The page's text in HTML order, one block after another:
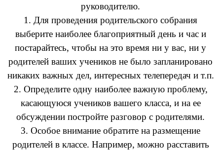
руководителю.
1. Для проведения родительского собрания
выберите наиболее благоприятный день и час и
постарайтесь, чтобы на это время ни у вас, ни у
родителей ваших учеников не было запланировано
никаких важных дел, интересных телепередач и т.п.
2. Определите одну наиболее важную проблему,
касающуюся учеников вашего класса, и на ее
обсуждении постройте разговор с родителями.
3. Особое внимание обратите на размещение
родителей в классе. Например, можно расставить